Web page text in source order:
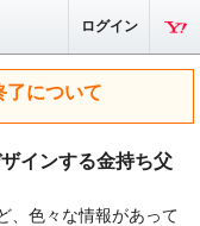
ログイン
了について
インする金持ち父
、色々な情報があって